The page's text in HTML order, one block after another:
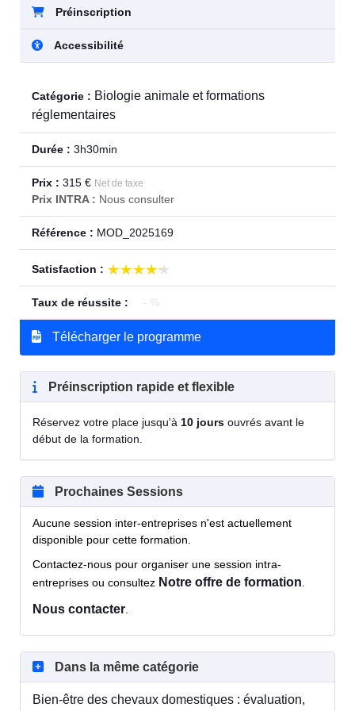
Préinscription
Accessibilité
Catégorie : Biologie animale et formations
réglementaires
Durée : 3h30min
Prix : 315 € Net de taxe
Prix INTRA : Nous consulter
Référence : MOD_2025169
Satisfaction : ★★★★★
★★★★★
Taux de réussite : - %
Télécharger le programme
Préinscription rapide et flexible
Réservez votre place jusqu'à 10 jours ouvrés avant le
début de la formation.
Prochaines Sessions
Aucune session inter-entreprises n'est actuellement
disponible pour cette formation.
Contactez-nous pour organiser une session intra-
entreprises ou consultez Notre offre de formation
Nous contacter
Dans la même catégorie
Bien-être des chevaux domestiques : évaluation,